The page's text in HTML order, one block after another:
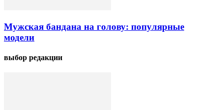
Мужская бандана на голову: популярные
модели
выбор редакции